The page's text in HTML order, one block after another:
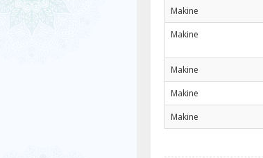
Makine
Makine
Makine
Makine
Makine